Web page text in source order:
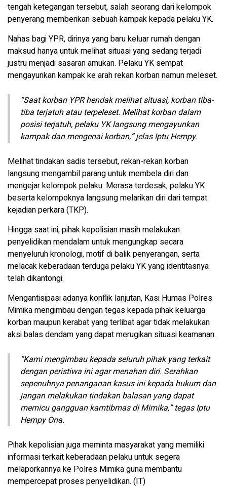
tengah ketegangan tersebut, salah seorang dari kelompok
penyerang memberikan sebuah kampak kepada pelaku YK.
Nahas bagi YPR, dirinya yang baru keluar rumah dengan
maksud hanya untuk melihat situasi yang sedang terjadi
justru menjadi sasaran amukan. Pelaku YK sempat
mengayunkan kampak ke arah rekan korban namun meleset.
“Saat korban YPR hendak melihat situasi, korban tiba-
tiba terjatuh atau terpeleset. Melihat korban dalam
posisi terjatuh, pelaku YK langsung mengayunkan
kampak dan mengenai korban,” jelas Iptu Hempy.
Melihat tindakan sadis tersebut, rekan-rekan korban
langsung mengambil parang untuk membela diri dan
mengejar kelompok pelaku. Merasa terdesak, pelaku YK
beserta kelompoknya langsung melarikan diri dari tempat
kejadian perkara (TKP).
Hingga saat ini, pihak kepolisian masih melakukan
penyelidikan mendalam untuk mengungkap secara
menyeluruh kronologi, motif di balik penyerangan, serta
melacak keberadaan terduga pelaku YK yang identitasnya
telah dikantongi.
Mengantisipasi adanya konflik lanjutan, Kasi Humas Polres
Mimika mengimbau dengan tegas kepada pihak keluarga
korban maupun kerabat yang terlibat agar tidak melakukan
aksi balas dendam yang dapat merugikan situasi keamanan.
“Kami mengimbau kepada seluruh pihak yang terkait
dengan peristiwa ini agar menahan diri. Serahkan
sepenuhnya penanganan kasus ini kepada hukum dan
jangan melakukan tindakan balasan yang dapat
memicu gangguan kamtibmas di Mimika,” tegas Iptu
Hempy Ona.
Pihak kepolisian juga meminta masyarakat yang memiliki
informasi terkait keberadaan pelaku untuk segera
melaporkannya ke Polres Mimika guna membantu
mempercepat proses penyelidikan. (IT)